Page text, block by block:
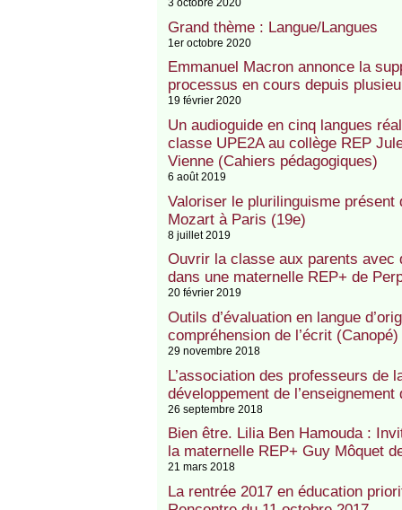
Grand thème : Langue/Langues
1er octobre 2020
Emmanuel Macron annonce la
processus en cours depuis
19 février 2020
Un audioguide en cinq langues
classe UPE2A au collège REP
Vienne (Cahiers pédagogiques)
6 août 2019
Valoriser le plurilinguisme
Mozart à Paris (19e)
8 juillet 2019
Ouvrir la classe aux parents avec
dans une maternelle REP+ de
20 février 2019
Outils d’évaluation en langue
compréhension de l’écrit (Canopé)
29 novembre 2018
L’association des professeurs de
développement de l’enseignement
26 septembre 2018
Bien être. Lilia Ben Hamouda :
la maternelle REP+ Guy Môquet
21 mars 2018
La rentrée 2017 en éducation